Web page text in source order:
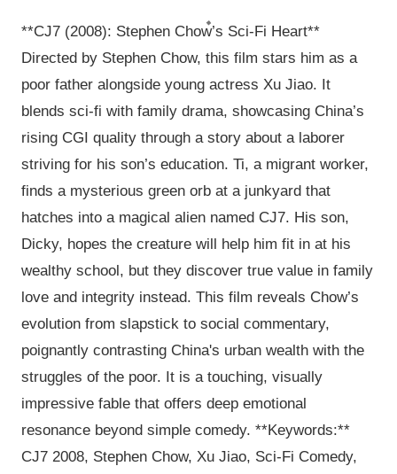
**CJ7 (2008): Stephen Chow’s Sci-Fi Heart**
Directed by Stephen Chow, this film stars him as a
poor father alongside young actress Xu Jiao. It
blends sci-fi with family drama, showcasing China’s
rising CGI quality through a story about a laborer
striving for his son’s education. Ti, a migrant worker,
finds a mysterious green orb at a junkyard that
hatches into a magical alien named CJ7. His son,
Dicky, hopes the creature will help him fit in at his
wealthy school, but they discover true value in family
love and integrity instead. This film reveals Chow’s
evolution from slapstick to social commentary,
poignantly contrasting China's urban wealth with the
struggles of the poor. It is a touching, visually
impressive fable that offers deep emotional
resonance beyond simple comedy. **Keywords:**
CJ7 2008, Stephen Chow, Xu Jiao, Sci-Fi Comedy,